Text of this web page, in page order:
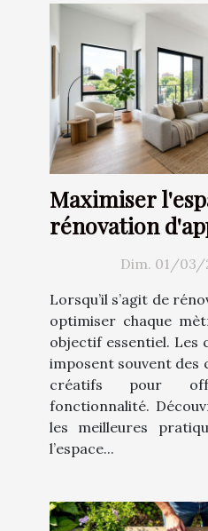
Maximiser
rénovation
Dim. 01/03/
Lorsqu’il s’agit de
optimiser chaque
objectif essentiel. Les
imposent souvent des
créatifs pour
fonctionnalité.
les meilleures
l’espace...